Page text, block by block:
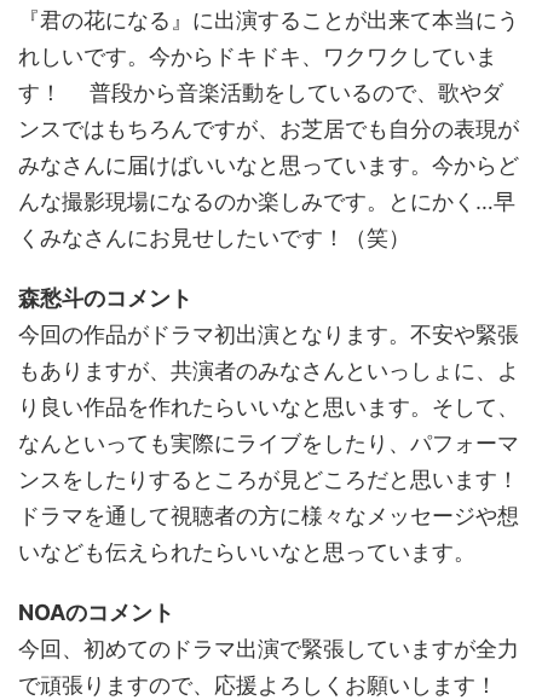
『君の花になる』に出演することが出来て本当にう
れしいです。今からドキドキ、ワクワクしていま
す！ 普段から音楽活動をしているので、歌やダ
ンスではもちろんですが、お芝居でも自分の表現が
みなさんに届けばいいなと思っています。今からど
んな撮影現場になるのか楽しみです。とにかく…早
くみなさんにお見せしたいです！（笑）
森愁斗のコメント
今回の作品がドラマ初出演となります。不安や緊張
もありますが、共演者のみなさんといっしょに、よ
り良い作品を作れたらいいなと思います。そして、
なんといっても実際にライブをしたり、パフォーマ
ンスをしたりするところが見どころだと思います！
ドラマを通して視聴者の方に様々なメッセージや想
いなども伝えられたらいいなと思っています。
NOAのコメント
今回、初めてのドラマ出演で緊張していますが全力
で頑張りますので、応援よろしくお願いします！